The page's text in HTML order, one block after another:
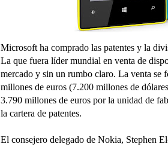
Microsoft ha comprado las patentes y la
La que fuera líder mundial en venta de
mercado y sin un rumbo claro. La venta se
millones de euros (7.200 millones de
3.790 millones de euros por la unidad de
la cartera de patentes.
El consejero delegado de Nokia, Stephen